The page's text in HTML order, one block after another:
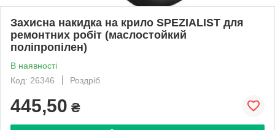
Захисна накидка на крило SPEZIALIST для
ремонтних робіт (маслостойкий
поліпропілен)
В наявності
Код: 26346
Роздріб
445,50 ₴